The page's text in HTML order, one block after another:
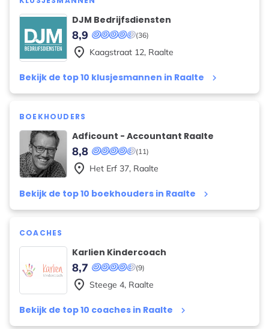
DJM Bedrijfsdiensten
(36)
8,9
Bekijk de top 10 klusjesmannen in Raalte keyboard_arrow_right
place Kaagstraat 12, Raalte
BOEKHOUDERS
Adficount - Accountant Raalte
(11)
8,8
Bekijk de top 10 boekhouders in Raalte keyboard_arrow_right
place Het Erf 37, Raalte
COACHES
Karlien Kindercoach
(9)
8,7
Bekijk de top 10 coaches in Raalte keyboard_arrow_right
place Steege 4, Raalte